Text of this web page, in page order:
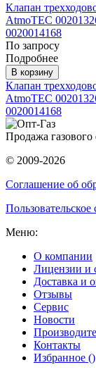
Клапан
AtmoTEC
0020014168
По запросу
Подробнее
В корзину
Клапан
AtmoTEC
0020014168
Продажа газового
© 2009-2026
Соглашение об
Пользовательское
Меню:
О компании
Лицензии и
Доставка и
Отзывы
Сервис
Новости
Контакты
Избранное ()